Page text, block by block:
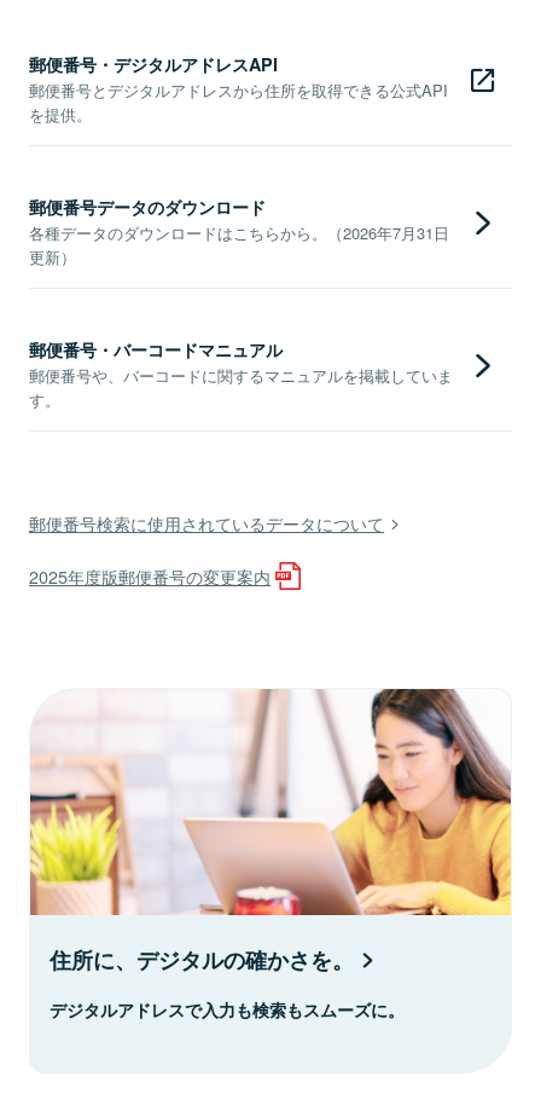
郵便番号・デジタルアドレスAPI
郵便番号とデジタルアドレスから住所を取得できる公式API
を提供。
郵便番号データのダウンロード
各種データのダウンロードはこちらから。（2026年7月31日
更新）
郵便番号・バーコードマニュアル
郵便番号や、バーコードに関するマニュアルを掲載していま
す。
郵便番号検索に使用されているデータについて
2025年度版郵便番号の変更案内
住所に、デジタルの確かさを。
デジタルアドレスで入力も検索もスムーズに。